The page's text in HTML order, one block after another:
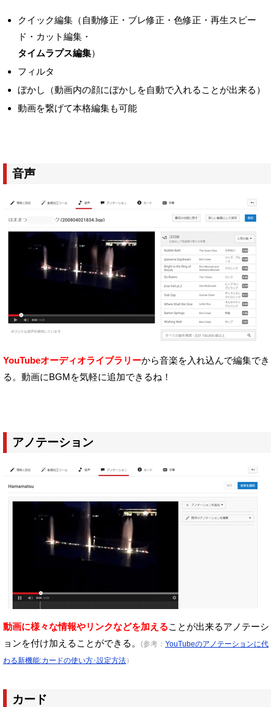
クイック編集（自動修正・ブレ修正・色修正・再生スピー
ド・カット編集・
タイムラプス編集）
フィルタ
ぼかし（動画内の顔にぼかしを自動で入れることが出来る）
動画を繋げて本格編集も可能
音声
YouTubeオーディオライブラリーから音楽を入れ込んで編集でき
る。 動画にBGMを気軽に追加できるね！
アノテーション
動画に様々な情報やリンクなどを加えることが出来るアノテーシ
ョンを付け加えることができる。 (参考： YouTubeのアノテーションに代
わる新機能:カードの使い方･設定方法）
カード